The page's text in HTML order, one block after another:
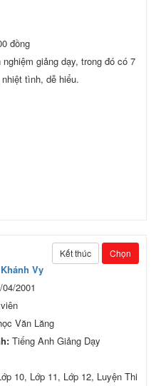
đồng
giảng dạy, trong đó có 7
tình, dễ hiểu.
Kết thúc Chọn
Vy
04/2001
Văn Lăng
Tiếng Anh Giảng Dạy
10, Lớp 11, Lớp 12, Luyện Thi